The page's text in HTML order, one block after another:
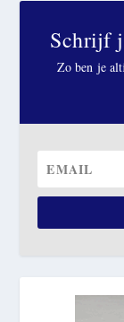
Schrijf
Zo ben je